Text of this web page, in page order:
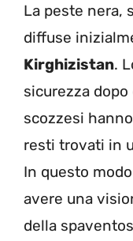
La peste nera,
diffuse
Kirghizistan.
sicurezza
scozzesi
resti trovati in
In questo
avere una
della